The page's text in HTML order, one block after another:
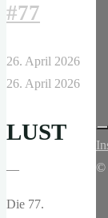
#77
26. April 2026
26. April 2026
LUST
—
Die 77.
©